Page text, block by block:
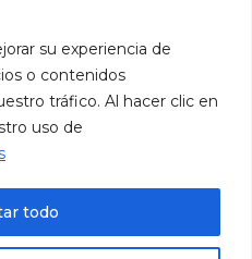
su experiencia de
o contenidos
tráfico. Al hacer clic en
uso de
todo
Sueca (Valencia)